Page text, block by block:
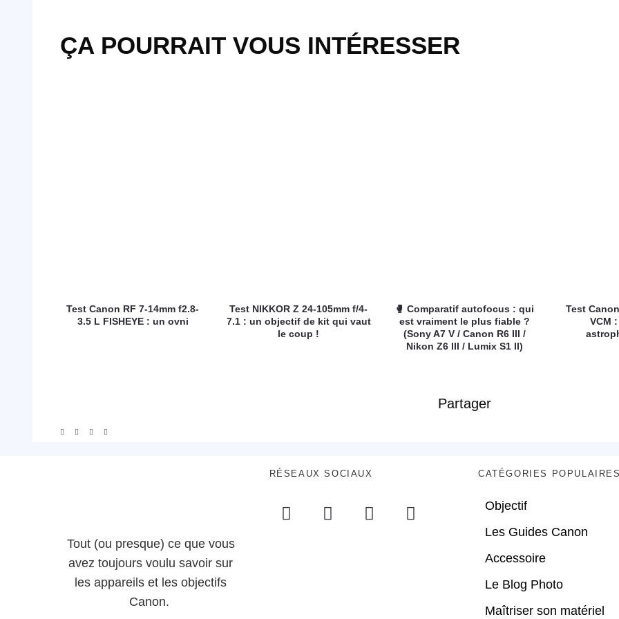
ÇA POURRAIT VOUS INTÉRESSER
Test Canon RF 7-14mm f2.8-
3.5 L FISHEYE : un ovni
Test NIKKOR Z 24-105mm f/4-
7.1 : un objectif de kit qui vaut
le coup !
🥊 Comparatif autofocus : qui
est vraiment le plus fiable ?
(Sony A7 V / Canon R6 III /
Nikon Z6 III / Lumix S1 II)
Test
VCM
Partager
Tout (ou presque) ce que vous
avez toujours voulu savoir sur
les appareils et les objectifs
Canon.
RÉSEAUX SOCIAUX CATÉGORIES POPULAIRES
Objectif
Les Guides Canon
Accessoire
Le Blog Photo
Maîtriser son matériel